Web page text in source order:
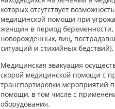
которых отсутствует
медицинской помощи при
женщин в период беременности,
новорожденных, лиц,
ситуаций и стихийных бедствий).
Медицинская эвакуация
скорой медицинской помощи с
транспортировки мероприятий
помощи, в том числе с
оборудования.